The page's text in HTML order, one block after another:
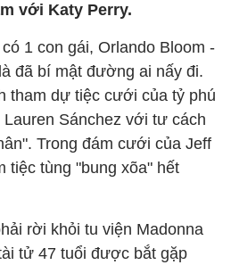
với Katy Perry.
1 con gái, Orlando Bloom -
đã bí mật đường ai nấy đi.
tham dự tiệc cưới của tỷ phú
Sánchez với tư cách
Trong đám cưới của Jeff
tiệc tùng "bung xõa" hết
rời khỏi tu viện Madonna
tử 47 tuổi được bắt gặp